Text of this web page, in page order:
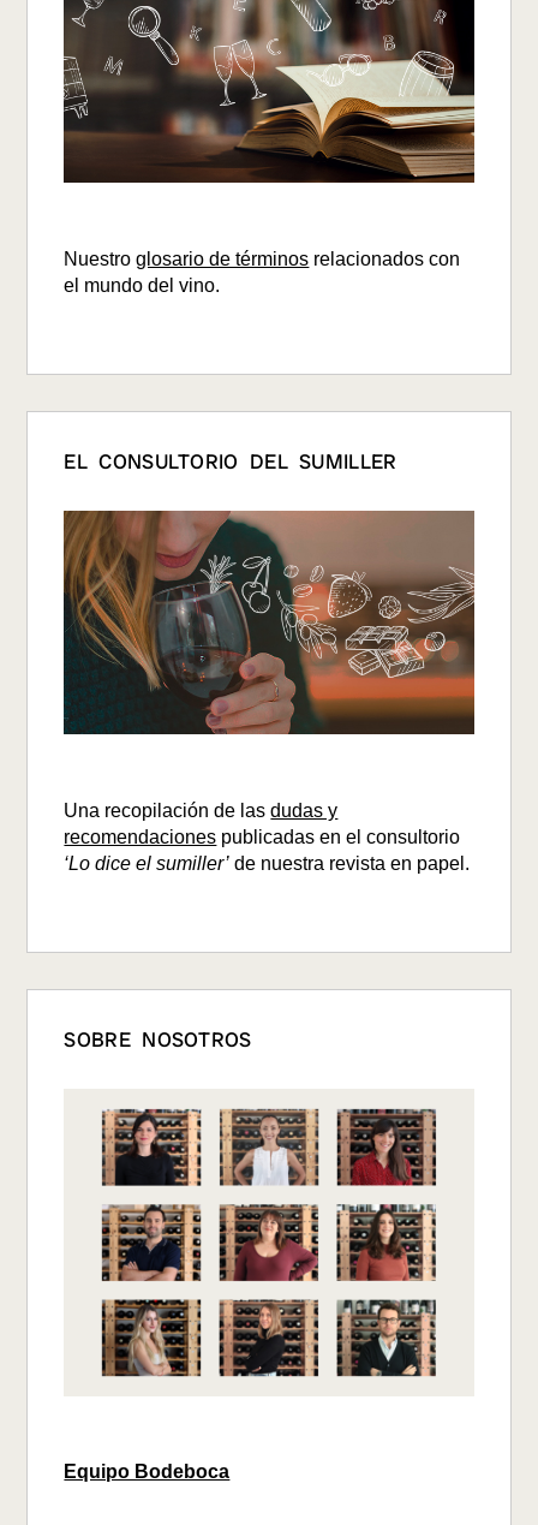
Nuestroglosario de términos relacionados con
el mundo del vino.
EL CONSULTORIO DEL SUMILLER
Una recopilación de lasdudas y
recomendaciones publicadas en el consultorio
‘Lo dice el sumiller’ de nuestra revista en papel.
SOBRE NOSOTROS
Equipo Bodeboca